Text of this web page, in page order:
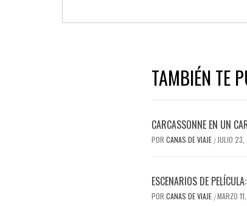
TAMBIÉN TE
CARCASSONNE EN UN
POR CANAS DE VIAJE / JULIO
ESCENARIOS DE
POR CANAS DE VIAJE /MARZO